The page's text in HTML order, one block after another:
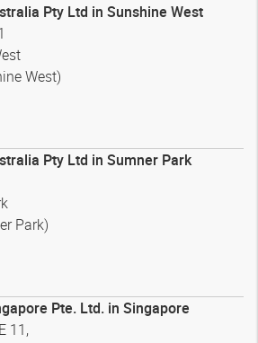
Pty Ltd in Sunshine West
West)
Pty Ltd in Sumner Park
Park)
Pte. Ltd. in Singapore
11,